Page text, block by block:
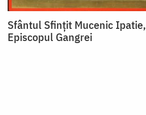
Sfântul Sfințit Mucenic Ipatie,
Episcopul Gangrei